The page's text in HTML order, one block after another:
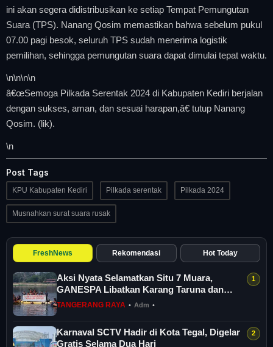
ini akan segera didistribusikan ke setiap Tempat Pemungutan
Suara (TPS). Nanang Qosim memastikan bahwa sebelum pukul
07.00 pagi besok, seluruh TPS sudah menerima logistik
pemilihan, sehingga pemungutan suara dapat dimulai tepat waktu.
\n\n\n\n
â€œSemoga Pilkada Serentak 2024 di Kabupaten Kediri berjalan
dengan sukses, aman, dan sesuai harapan,â€ tutup Nanang
Qosim. (lik).
\n
Post Tags
KPU Kabupaten Kediri Pilkada serentak Pilkada 2024
Musnahkan surat suara rusak
FreshNews Rekomendasi Hot Today
Aksi Nyata Selamatkan Situ 7 Muara,
GANESPA Libatkan Karang Taruna dan
Komunitas
TANGERANG RAYA • Adm •
Karnaval SCTV Hadir di Kota Tegal, Digelar
Gratis Selama Dua Hari